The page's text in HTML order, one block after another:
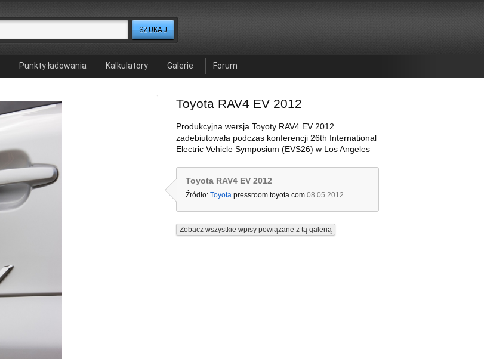
Punkty ładowania Kalkulatory Galerie Forum
Toyota RAV4 EV 2012
Produkcyjna wersja Toyoty RAV4 EV 2012
zadebiutowała podczas konferencji 26th International
Electric Vehicle Symposium (EVS26) w Los Angeles
Toyota RAV4 EV 2012
Źródło: Toyota pressroom.toyota.com 08.05.2012
Zobacz wszystkie wpisy powiązane z tą galerią